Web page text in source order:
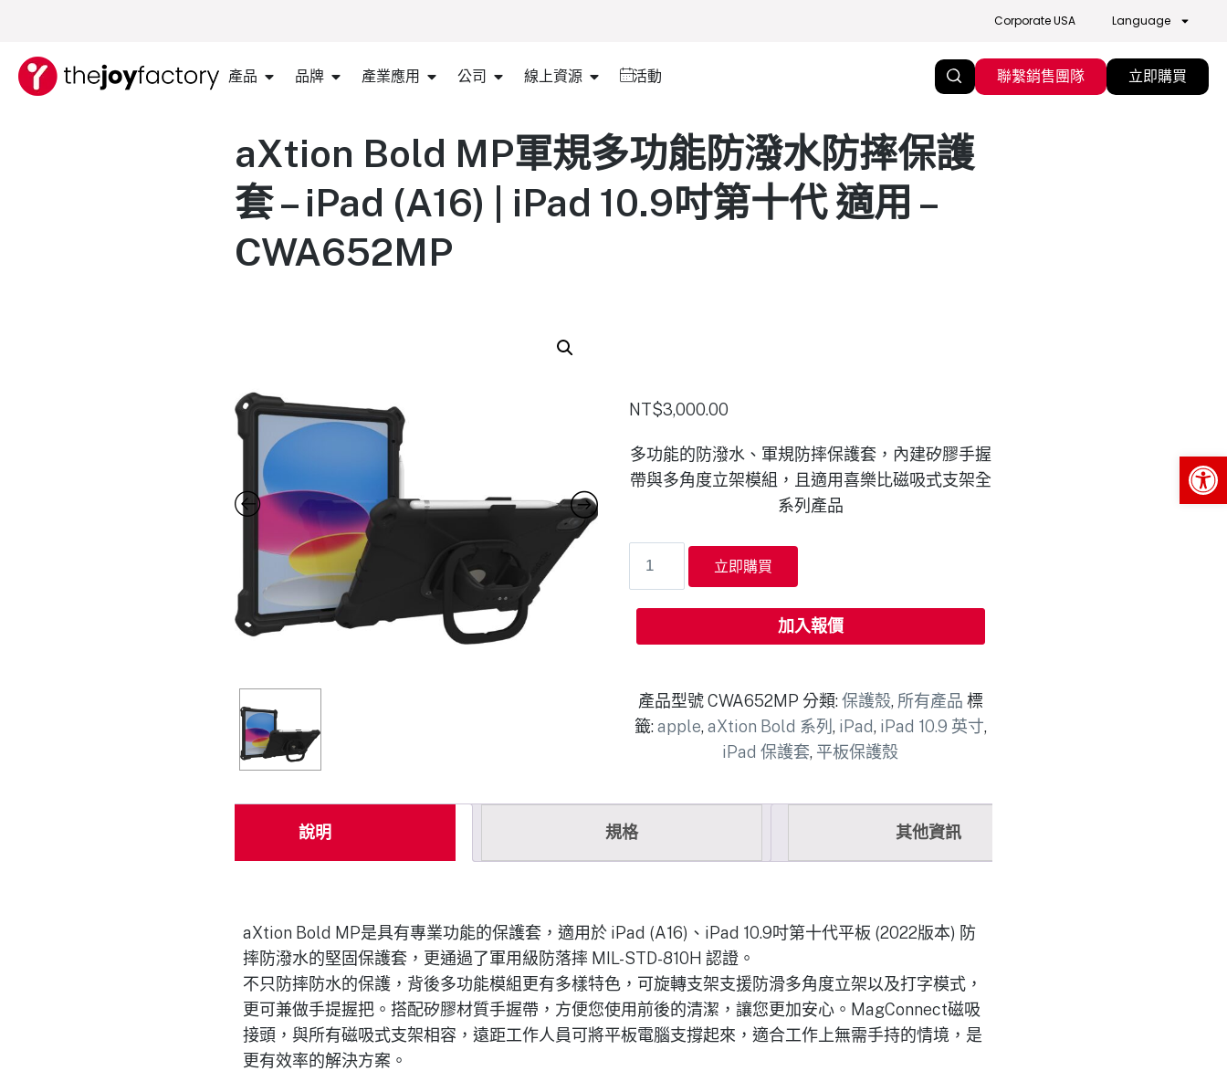
Corporate USA Language
產品 品牌 產業應用 公司 線上資源 活動 聯繫銷售團隊 立即購買
aXtion Bold MP軍規多功能防潑水防摔保護
套 – iPad (A16) | iPad 10.9吋第十代 適用 –
CWA652MP
NT$3,000.00
多功能的防潑水、軍規防摔保護套，內建矽膠手握
帶與多角度立架模組，且適用喜樂比磁吸式支架全
系列產品
立即購買
加入報價
產品型號CWA652MP 分類:保護殼, 所有產品 標
籤:apple, aXtion Bold 系列 , iPad, iPad 10.9 英寸,
iPad 保護套, 平板保護殼
說明 規格 其他資訊
aXtion Bold MP是具有專業功能的保護套，適用於 iPad (A16)、iPad 10.9吋第十代平板 (2022版本) 防
摔防潑水的堅固保護套，更通過了軍用級防落摔 MIL-STD-810H 認證。
不只防摔防水的保護，背後多功能模組更有多樣特色，可旋轉支架支援防滑多角度立架以及打字模式，
更可兼做手提握把。搭配矽膠材質手握帶，方便您使用前後的清潔，讓您更加安心。MagConnect磁吸
接頭，與所有磁吸式支架相容，遠距工作人員可將平板電腦支撐起來，適合工作上無需手持的情境，是
更有效率的解決方案。